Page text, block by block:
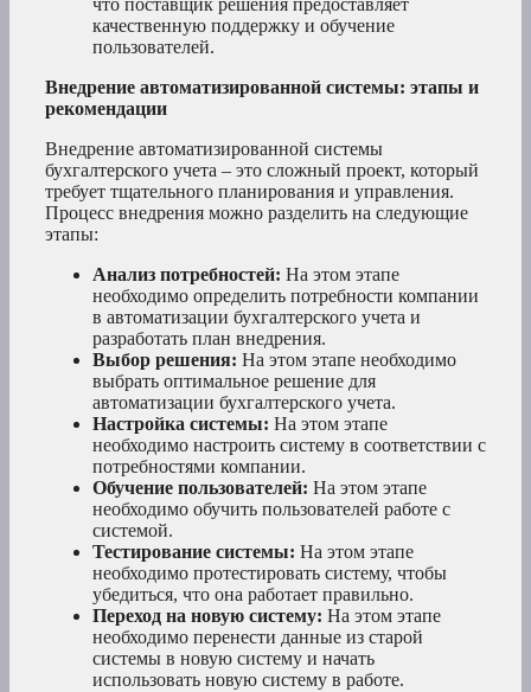
что поставщик решения предоставляет
качественную поддержку и обучение
пользователей.
Внедрение автоматизированной системы: этапы и
рекомендации
Внедрение автоматизированной системы
бухгалтерского учета – это сложный проект, который
требует тщательного планирования и управления.
Процесс внедрения можно разделить на следующие
этапы:
Анализ потребностей: На этом этапе
необходимо определить потребности компании
в автоматизации бухгалтерского учета и
разработать план внедрения.
Выбор решения: На этом этапе необходимо
выбрать оптимальное решение для
автоматизации бухгалтерского учета.
Настройка системы: На этом этапе
необходимо настроить систему в соответствии с
потребностями компании.
Обучение пользователей: На этом этапе
необходимо обучить пользователей работе с
системой.
Тестирование системы: На этом этапе
необходимо протестировать систему, чтобы
убедиться, что она работает правильно.
Переход на новую систему: На этом этапе
необходимо перенести данные из старой
системы в новую систему и начать
использовать новую систему в работе.